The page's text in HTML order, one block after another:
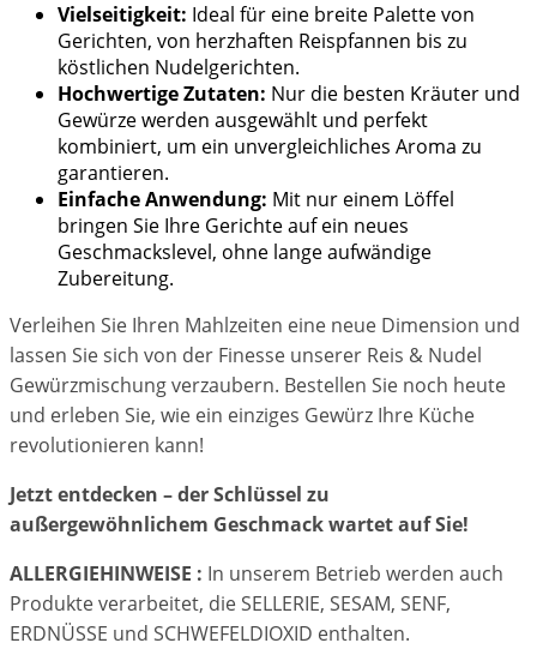
Vielseitigkeit: Ideal für eine breite Palette von
Gerichten, von herzhaften Reispfannen bis zu
köstlichen Nudelgerichten.
Hochwertige Zutaten: Nur die besten Kräuter und
Gewürze werden ausgewählt und perfekt
kombiniert, um ein unvergleichliches Aroma zu
garantieren.
Einfache Anwendung: Mit nur einem Löffel
bringen Sie Ihre Gerichte auf ein neues
Geschmackslevel, ohne lange aufwändige
Zubereitung.
Verleihen Sie Ihren Mahlzeiten eine neue Dimension und
lassen Sie sich von der Finesse unserer Reis & Nudel
Gewürzmischung verzaubern. Bestellen Sie noch heute
und erleben Sie, wie ein einziges Gewürz Ihre Küche
revolutionieren kann!
Jetzt entdecken – der Schlüssel zu
außergewöhnlichem Geschmack wartet auf Sie!
ALLERGIEHINWEISE : In unserem Betrieb werden auch
Produkte verarbeitet, die SELLERIE, SESAM, SENF,
ERDNÜSSE und SCHWEFELDIOXID enthalten.